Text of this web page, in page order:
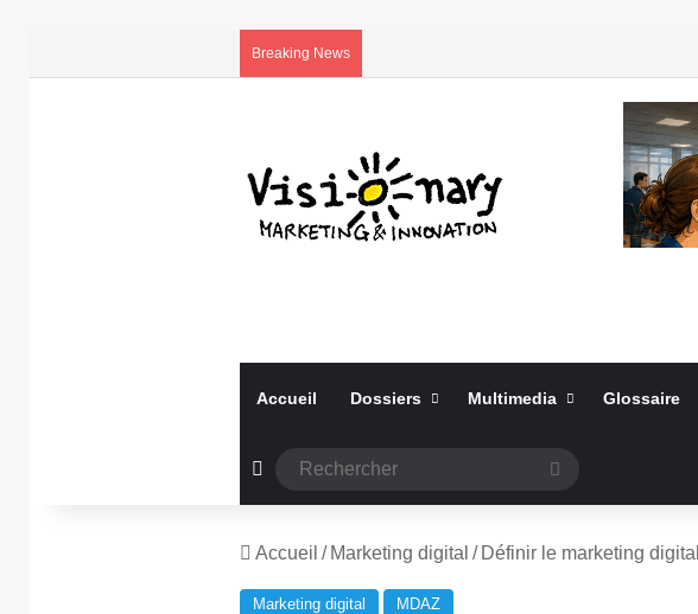
Breaking News
Accueil Dossiers Multimedia Glossaire
Article Aléatoire
Accueil / Marketing digital / Définir le marketing
Marketing digital MDAZ